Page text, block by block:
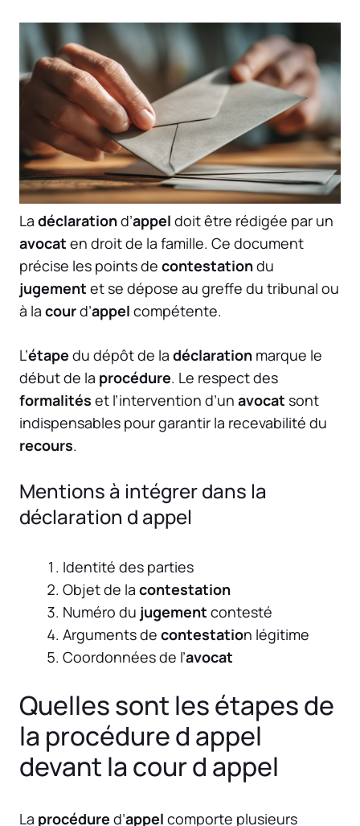
La déclarationd’appel doit être rédigée par un
avocat en droit de la famille. Ce document
précise les points de contestationdu
jugement et se dépose au greffe du tribunal ou
à la courd’appel compétente.
L’étape du dépôt de la déclaration marque le
début de la procédure. Le respect des
formalités et l’intervention d’un avocat sont
indispensables pour garantir la recevabilité du
recours.
Mentions à intégrer dans la
déclaration d appel
Identité des parties
Objet de la contestation
Numéro du jugement contesté
Arguments de contestation légitime
Coordonnées de l’avocat
Quelles sont les étapes de
la procédure d appel
devant la cour d appel
La procédure d’appel comporte plusieurs